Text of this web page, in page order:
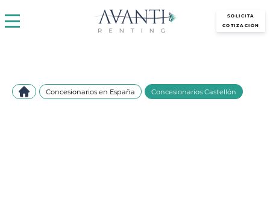
SOLICITA
COTIZACIÓN
Concesionarios en España Concesionarios Castellón